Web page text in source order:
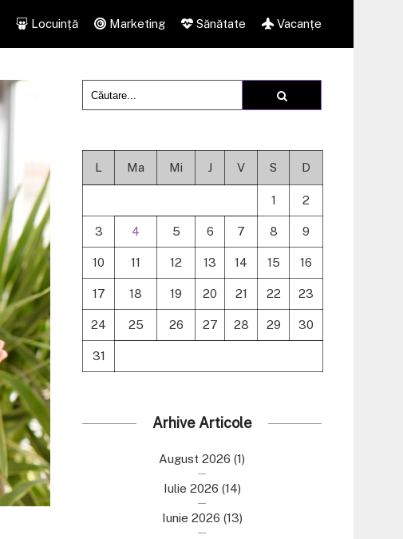
Locuință Marketing Sănătate Vacanțe
L Ma Mi J V S D
1 2
3 4 5 6 7 8 9
10 11 12 13 14 15 16
17 18 19 20 21 22 23
24 25 26 27 28 29 30
31
Arhive Articole
August 2026 (1)
Iulie 2026 (14)
Iunie 2026 (13)